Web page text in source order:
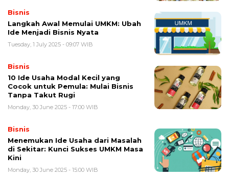
Bisnis
Langkah Awal Memulai UMKM: Ubah
Ide Menjadi Bisnis Nyata
Tuesday, 1 July 2025 - 09:07 WIB
Bisnis
10 Ide Usaha Modal Kecil yang
Cocok untuk Pemula: Mulai Bisnis
Tanpa Takut Rugi
Monday, 30 June 2025 - 17:00 WIB
Bisnis
Menemukan Ide Usaha dari Masalah
di Sekitar: Kunci Sukses UMKM Masa
Kini
Monday, 30 June 2025 - 15:00 WIB